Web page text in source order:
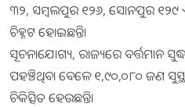
୩୨, ସମ୍ବଲପୁର ୧୨୬, ସୋନପୁର ୧୨୯
ଚିହ୍ନଟ ହୋଇଛନ୍ତି।
ସୂଚନାଯୋଗ୍ୟ, ରାଜ୍ୟରେ ବର୍ତ୍ତମାନ
ପହଞ୍ଚିଥିବା ବେଳେ ୧,୯୦,୦୮୦ ଜଣ
ଚିକିତ୍ସିତ ହେଉଛନ୍ତି।